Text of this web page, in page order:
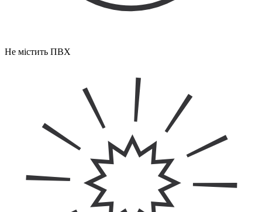
Не містить ПВХ